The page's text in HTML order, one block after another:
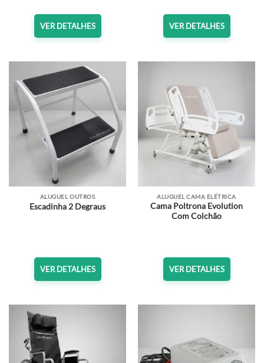
VER DETALHES VER DETALHES
ALUGUEL OUTROS
Escadinha 2 Degraus
VER DETALHES
ALUGUEL CAMA ELÉTRICA
Cama Poltrona Evolution
Com Colchão
VER DETALHES